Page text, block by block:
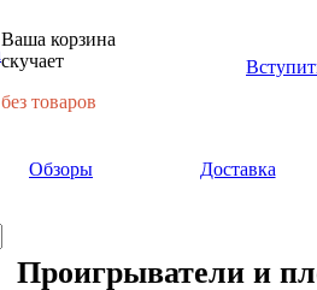
Ваша корзина
скучает
без товаров
Обзоры Доставка
Проигрыватели и